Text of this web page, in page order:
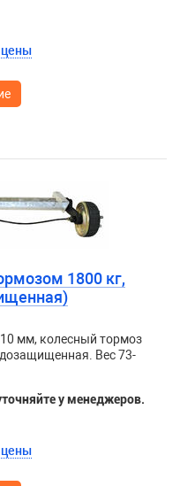
цены
1800 кг,
мм, колесный тормоз
Вес 73-
у менеджеров.
цены